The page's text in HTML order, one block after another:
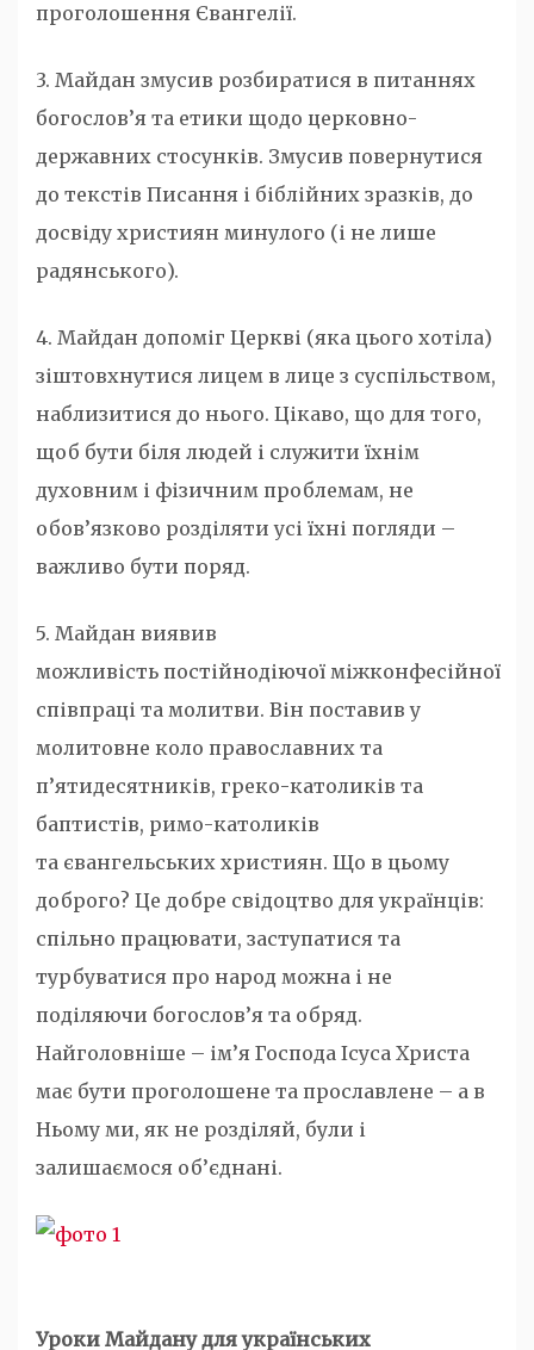
проголошення Євангелії.
3. Майдан змусив розбиратися в питаннях
богослов’я та етики щодо церковно-
державних стосунків. Змусив повернутися
до текстів Писання і біблійних зразків, до
досвіду християн минулого (і не лише
радянського).
4. Майдан допоміг Церкві (яка цього хотіла)
зіштовхнутися лицем в лице з суспільством,
наблизитися до нього. Цікаво, що для того,
щоб бути біля людей і служити їхнім
духовним і фізичним проблемам, не
обов’язково розділяти усі їхні погляди –
важливо бути поряд.
5. Майдан виявив
можливість постійнодіючої міжконфесійної
співпраці та молитви. Він поставив у
молитовне коло православних та
п’ятидесятників, греко-католиків та
баптистів, римо-католиків
та євангельських християн. Що в цьому
доброго? Це добре свідоцтво для українців:
спільно працювати, заступатися та
турбуватися про народ можна і не
поділяючи богослов’я та обряд.
Найголовніше – ім’я Господа Ісуса Христа
має бути проголошене та прославлене – а в
Ньому ми, як не розділяй, були і
залишаємося об’єднані.
Уроки Майдану для українських